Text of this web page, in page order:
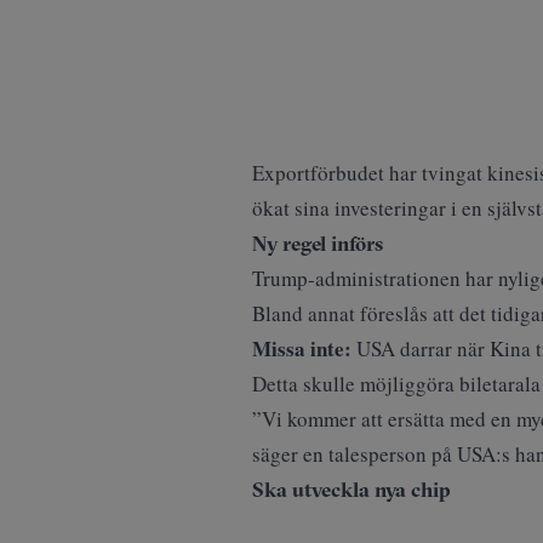
Exportförbudet har tvingat
ökat sina investeringar i en
Ny regel införs
Trump-administrationen har
Bland annat föreslås att det
Missa inte: USA darrar när Kina
Detta skulle möjliggöra
”Vi kommer att ersätta med en
säger en talesperson på USA:s
Ska utveckla nya chip